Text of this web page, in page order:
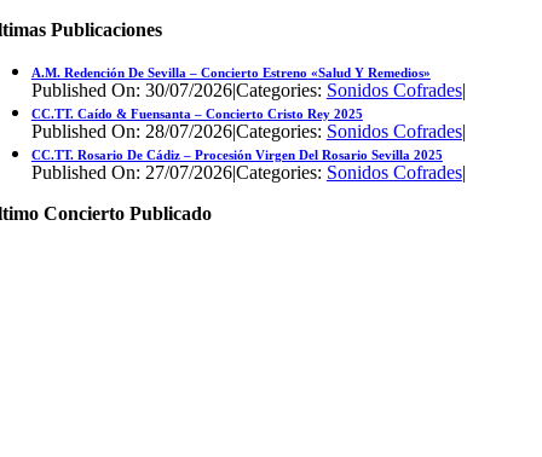
Publicaciones
A.M. Redención De Sevilla – Concierto Estreno «Salud Y Remedios»
Published On: 30/07/2026|Categories: Sonidos Cofrades|
CC.TT. Caído & Fuensanta – Concierto Cristo Rey 2025
Published On: 28/07/2026|Categories: Sonidos Cofrades|
CC.TT. Rosario De Cádiz – Procesión Virgen Del Rosario Sevilla 2025
Published On: 27/07/2026|Categories: Sonidos Cofrades|
Concierto Publicado